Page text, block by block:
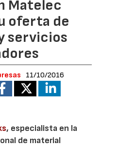
Matelec
oferta de
servicios
11/10/2016
, especialista en la
de material